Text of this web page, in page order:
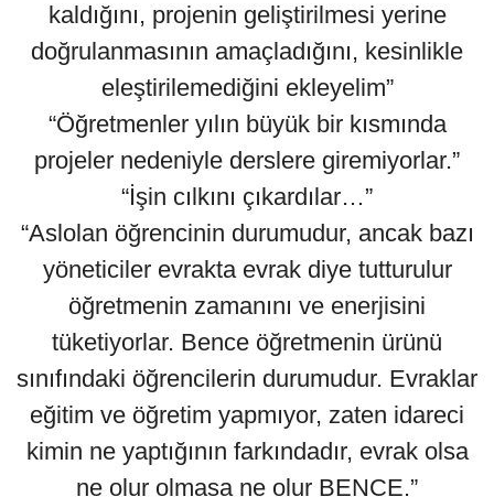
kaldığını, projenin geliştirilmesi yerine
doğrulanmasının amaçladığını, kesinlikle
eleştirilemediğini ekleyelim”
“Öğretmenler yılın büyük bir kısmında
projeler nedeniyle derslere giremiyorlar.”
“İşin cılkını çıkardılar…”
“Aslolan öğrencinin durumudur, ancak bazı
yöneticiler evrakta evrak diye tutturulur
öğretmenin zamanını ve enerjisini
tüketiyorlar. Bence öğretmenin ürünü
sınıfındaki öğrencilerin durumudur. Evraklar
eğitim ve öğretim yapmıyor, zaten idareci
kimin ne yaptığının farkındadır, evrak olsa
ne olur olmasa ne olur BENCE.”